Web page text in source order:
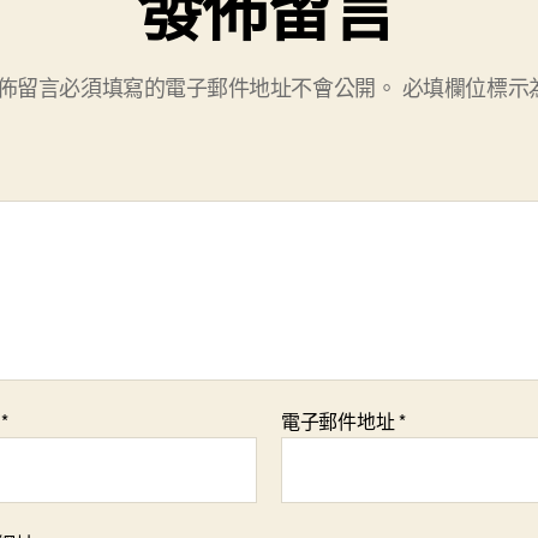
留言必須填寫的電子郵件地址不會公開。 必填欄位標
* 電子郵件地址*